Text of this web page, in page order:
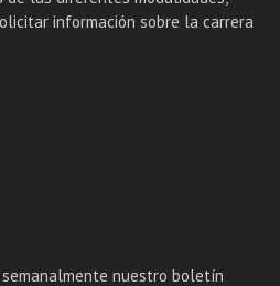
información sobre la carrera
nuestro boletín